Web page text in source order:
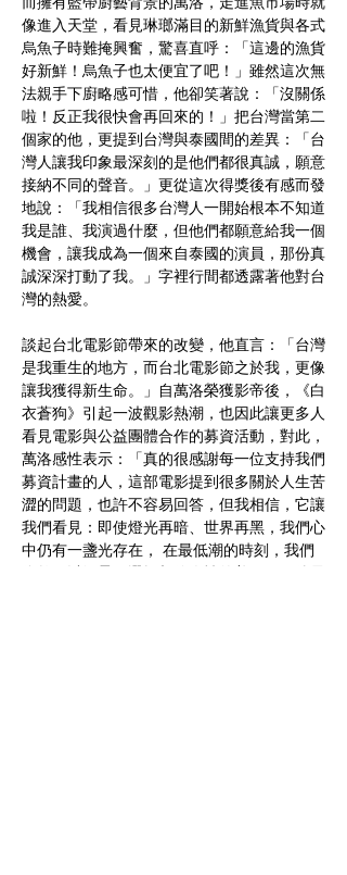
像進入天堂，看見琳瑯滿目的新鮮漁貨與各式
烏魚子時難掩興奮，驚喜直呼：「這邊的漁貨
好新鮮！烏魚子也太便宜了吧！」雖然這次無
法親手下廚略感可惜，他卻笑著說：「沒關係
啦！反正我很快會再回來的！」把台灣當第二
個家的他，更提到台灣與泰國間的差異：「台
灣人讓我印象最深刻的是他們都很真誠，願意
接納不同的聲音。」更從這次得獎後有感而發
地說：「我相信很多台灣人一開始根本不知道
我是誰、我演過什麼，但他們都願意給我一個
機會，讓我成為一個來自泰國的演員，那份真
誠深深打動了我。」字裡行間都透露著他對台
灣的熱愛。
談起台北電影節帶來的改變，他直言：「台灣
是我重生的地方，而台北電影節之於我，更像
讓我獲得新生命。」自萬洛榮獲影帝後，《白
衣蒼狗》引起一波觀影熱潮，也因此讓更多人
看見電影與公益團體合作的募資活動，對此，
萬洛感性表示：「真的很感謝每一位支持我們
募資計畫的人，這部電影提到很多關於人生苦
澀的問題，也許不容易回答，但我相信，它讓
我們看見：即使燈光再暗、世界再黑，我們心
中仍有一盞光存在， 在最低潮的時刻，我們
依然可以溫柔，選擇相信人性的美好。」他最